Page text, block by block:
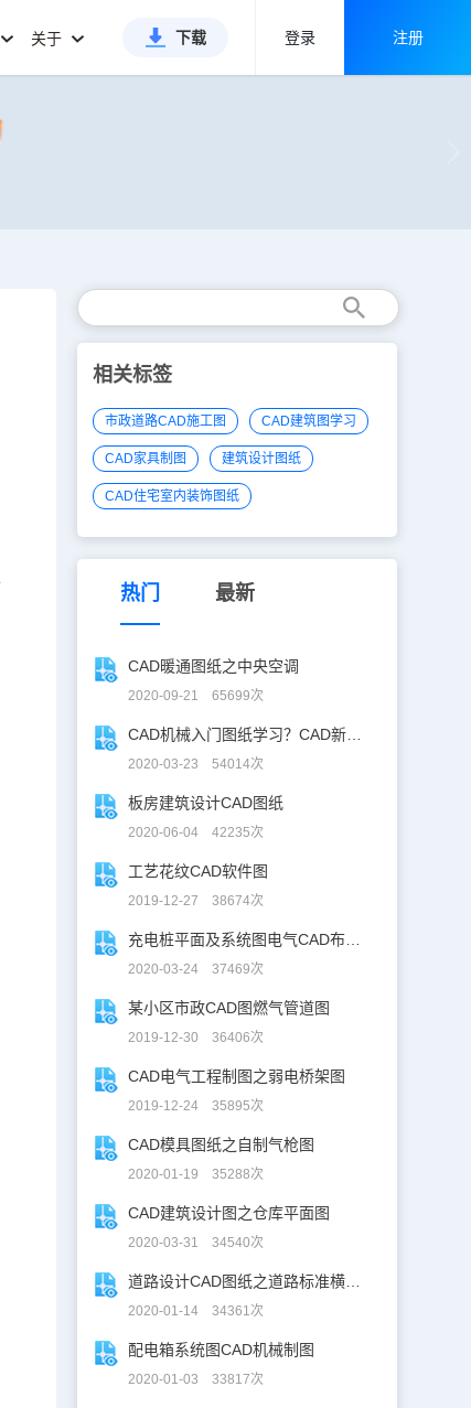
关于 下载 登录 注册
相关标签
市政道路CAD施工图 CAD建筑图学习
CAD家具制图 建筑设计图纸
CAD住宅室内装饰图纸
热门 最新
CAD暖通图纸之中央空调
2020-09-21 65699次
2020-03-23 54014次
板房建筑设计CAD图纸
2020-06-04 42235次
工艺花纹CAD软件图
2019-12-27 38674次
2020-03-24 37469次
某小区市政CAD图燃气管道图
2019-12-30 36406次
CAD电气工程制图之弱电桥架图
2019-12-24 35895次
CAD模具图纸之自制气枪图
2020-01-19 35288次
CAD建筑设计图之仓库平面图
2020-03-31 34540次
2020-01-14 34361次
配电箱系统图CAD机械制图
2020-01-03 33817次